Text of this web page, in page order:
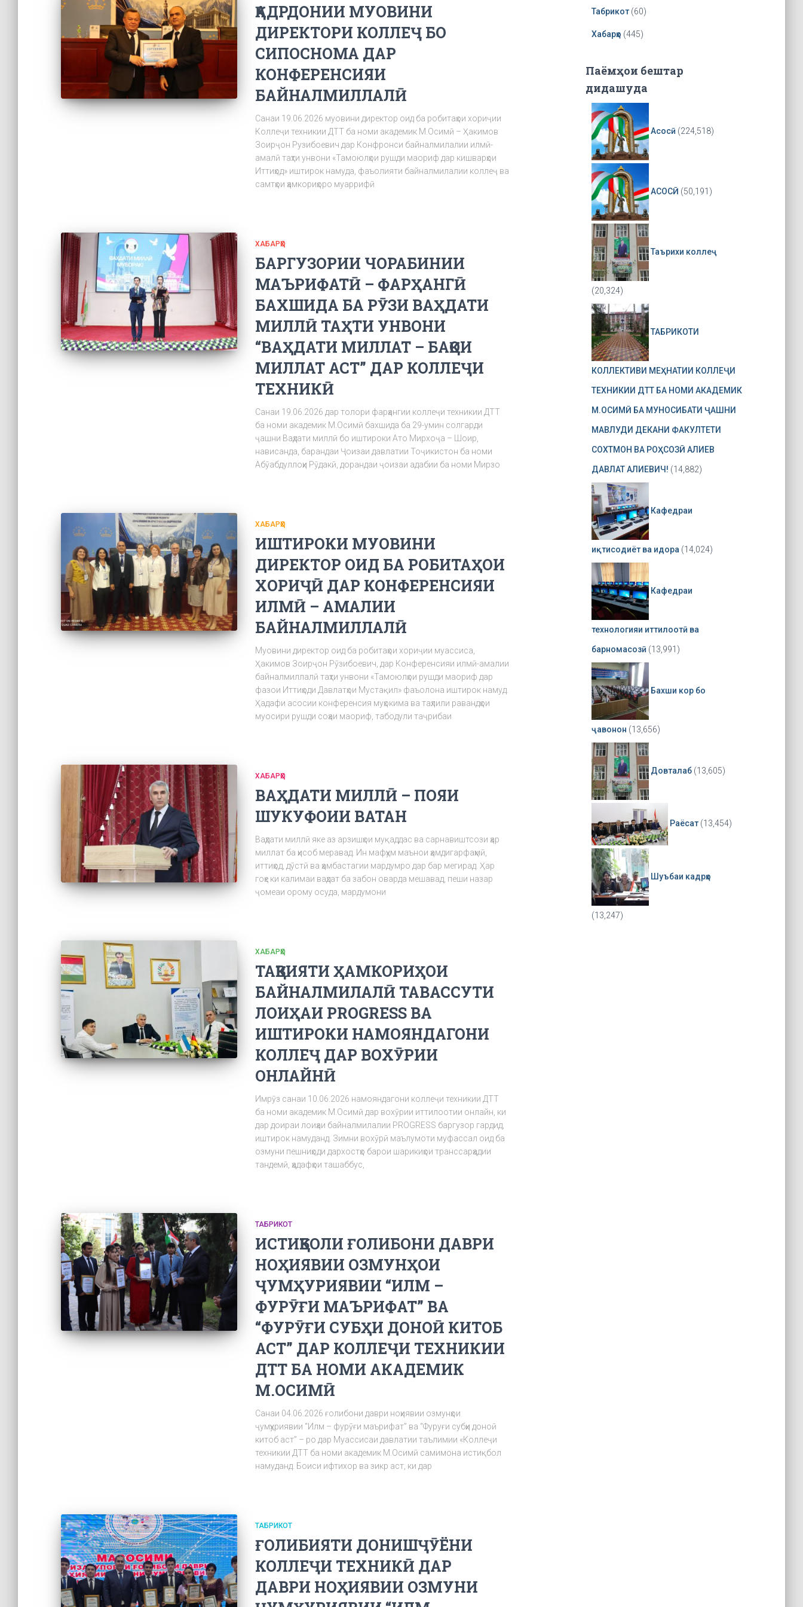
ҚАДРДОНИИ МУОВИНИ
ДИРЕКТОРИ КОЛЛЕҶ БО
СИПОСНОМА ДАР
КОНФЕРЕНСИЯИ
БАЙНАЛМИЛЛАЛӢ
Санаи 19.06.2026 муовини директор оид ба робитаҳои хориҷии
Коллеҷи техникии ДТТ ба номи академик М.Осимӣ – Ҳакимов
Зоирҷон Рузибоевич дар Конфронси байналмилалии илмӣ-
амалӣ таҳти унвони «Тамоюлҳои рушди маориф дар кишварҳои
Иттиҳод» иштирок намуда, фаъолияти байналмилалии коллеҷ ва
самтҳои ҳамкориҳоро муаррифӣ
ХАБАРҲО
БАРГУЗОРИИ ЧОРАБИНИИ
МАЪРИФАТӢ – ФАРҲАНГӢ
БАХШИДА БА РӮЗИ ВАҲДАТИ
МИЛЛӢ ТАҲТИ УНВОНИ
“ВАҲДАТИ МИЛЛАТ – БАҚОИ
МИЛЛАТ АСТ” ДАР КОЛЛЕҶИ
ТЕХНИКӢ
Санаи 19.06.2026 дар толори фарҳангии коллеҷи техникии ДТТ
ба номи академик М.Осимӣ бахшида ба 29-умин солгарди
ҷашни Ваҳдати миллӣ бо иштироки Ато Мирхоҷа – Шоир,
нависанда, барандаи Ҷоизаи давлатии Тоҷикистон ба номи
Абӯабдуллоҳи Рӯдакӣ, дорандаи ҷоизаи адабии ба номи Мирзо
ХАБАРҲО
ИШТИРОКИ МУОВИНИ
ДИРЕКТОР ОИД БА РОБИТАҲОИ
ХОРИҶӢ ДАР КОНФЕРЕНСИЯИ
ИЛМӢ – АМАЛИИ
БАЙНАЛМИЛЛАЛӢ
Муовини директор оид ба робитаҳои хориҷии муассиса,
Ҳакимов Зоирҷон Рӯзибоевич, дар Конференсияи илмӣ-амалии
байналмиллалӣ таҳти унвони «Тамоюлҳои рушди маориф дар
фазои Иттиҳоди Давлатҳои Мустақил» фаъолона иштирок намуд.
Ҳадафи асосии конференсия муҳокима ва таҳлили равандҳои
муосири рушди соҳаи маориф, табодули таҷрибаи
ХАБАРҲО
ВАҲДАТИ МИЛЛӢ – ПОЯИ
ШУКУФОИИ ВАТАН
Ваҳдати миллӣ яке аз арзишҳои муқаддас ва сарнавиштсози ҳар
миллат ба ҳисоб меравад. Ин мафҳум маънои ҳамдигарфаҳмӣ,
иттиҳод, дӯстӣ ва ҳамбастагии мардумро дар бар мегирад. Ҳар
гоҳе ки калимаи ваҳдат ба забон оварда мешавад, пеши назар
ҷомеаи орому осуда, мардумони
ХАБАРҲО
ТАҚВИЯТИ ҲАМКОРИҲОИ
БАЙНАЛМИЛАЛӢ ТАВАССУТИ
ЛОИҲАИ PROGRESS ВА
ИШТИРОКИ НАМОЯНДАГОНИ
КОЛЛЕҶ ДАР ВОХӮРИИ
ОНЛАЙНӢ
Имрӯз санаи 10.06.2026 намояндагони коллеҷи техникии ДТТ
ба номи академик М.Осимӣ дар вохӯрии иттилоотии онлайн, ки
дар доираи лоиҳаи байналмилалии PROGRESS баргузор гардид,
иштирок намуданд. Зимни вохӯрӣ маълумоти муфассал оид ба
озмуни пешниҳоди дархостҳо барои шарикиҳои транссарҳадии
тандемӣ, ҳадафҳои ташаббус,
ТАБРИКОТ
ИСТИҚБОЛИ ҒОЛИБОНИ ДАВРИ
НОҲИЯВИИ ОЗМУНҲОИ
ҶУМҲУРИЯВИИ “ИЛМ –
ФУРӮҒИ МАЪРИФАТ” ВА
“ФУРӮҒИ СУБҲИ ДОНОӢ КИТОБ
АСТ” ДАР КОЛЛЕҶИ ТЕХНИКИИ
ДТТ БА НОМИ АКАДЕМИК
М.ОСИМӢ
Санаи 04.06.2026 ғолибони даври ноҳиявии озмунҳои
ҷумҳуриявии “Илм – фурӯғи маърифат” ва “Фуруғи субҳи доноӣ
китоб аст” – ро дар Муассисаи давлатии таълимии «Коллеҷи
техникии ДТТ ба номи академик М.Осимӣ самимона истиқбол
намуданд. Боиси ифтихор ва зикр аст, ки дар
ТАБРИКОТ
ҒОЛИБИЯТИ ДОНИШҶӮЁНИ
КОЛЛЕҶИ ТЕХНИКӢ ДАР
ДАВРИ НОҲИЯВИИ ОЗМУНИ
Табрикот(60)
Хабарҳо (445)
Паёмҳои бештар
дидашуда
Асосӣ (224,518)
АСОСӢ (50,191)
Таърихи коллеҷ
(20,324)
ТАБРИКОТИ
КОЛЛЕКТИВИ МЕҲНАТИИ КОЛЛЕҶИ
ТЕХНИКИИ ДТТ БА НОМИ АКАДЕМИК
М.ОСИМӢ БА МУНОСИБАТИ ҶАШНИ
МАВЛУДИ ДЕКАНИ ФАКУЛТЕТИ
СОХТМОН ВА РОҲСОЗӢ АЛИЕВ
ДАВЛАТ АЛИЕВИЧ! (14,882)
Кафедраи
иқтисодиёт ва идора (14,024)
Кафедраи
технологияи иттилоотӣ ва
барномасозӣ (13,991)
Бахши кор бо
ҷавонон (13,656)
Довталаб (13,605)
Раёсат (13,454)
Шуъбаи кадрҳо
(13,247)